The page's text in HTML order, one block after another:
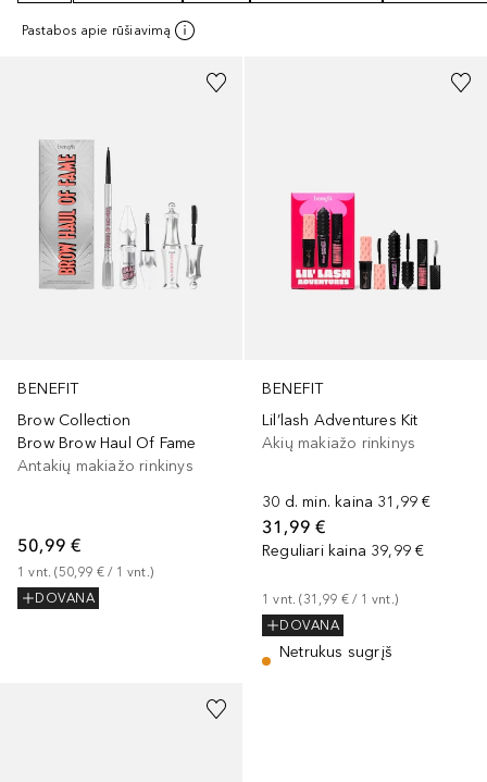
Pastabos apie rūšiavimą
BENEFIT
Brow Collection
Brow Brow Haul Of Fame
Antakių makiažo rinkinys
50,99 €
1 vnt. (50,99 € / 1 vnt.)
DOVANA
BENEFIT
Lil’lash Adventures Kit
Akių makiažo rinkinys
30 d. min. kaina 31,99 €
31,99 €
Reguliari kaina 39,99 €
1 vnt. (31,99 € / 1 vnt.)
DOVANA
Netrukus sugrįš